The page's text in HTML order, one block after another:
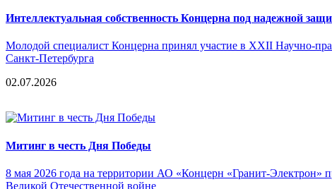
Интеллектуальная собственность Концерна под надежной
Молодой специалист Концерна принял участие в XXII Научно-
Санкт-Петербурга
02.07.2026
Митинг в честь Дня Победы
8 мая 2026 года на территории АО «Концерн «Гранит-Электрон»
Великой Отечественной войне